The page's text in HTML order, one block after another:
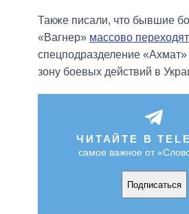
Также писали, что бывшие
«Вагнер» массово переходят
спецподразделение
зону боевых действий в
ЧИТАЙТЕ В
самое важное от
Подписаться